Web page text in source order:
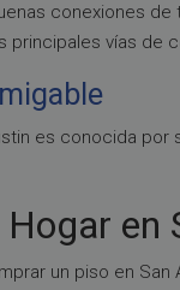
conexiones
principales vías de
es conocida por
en
un piso en